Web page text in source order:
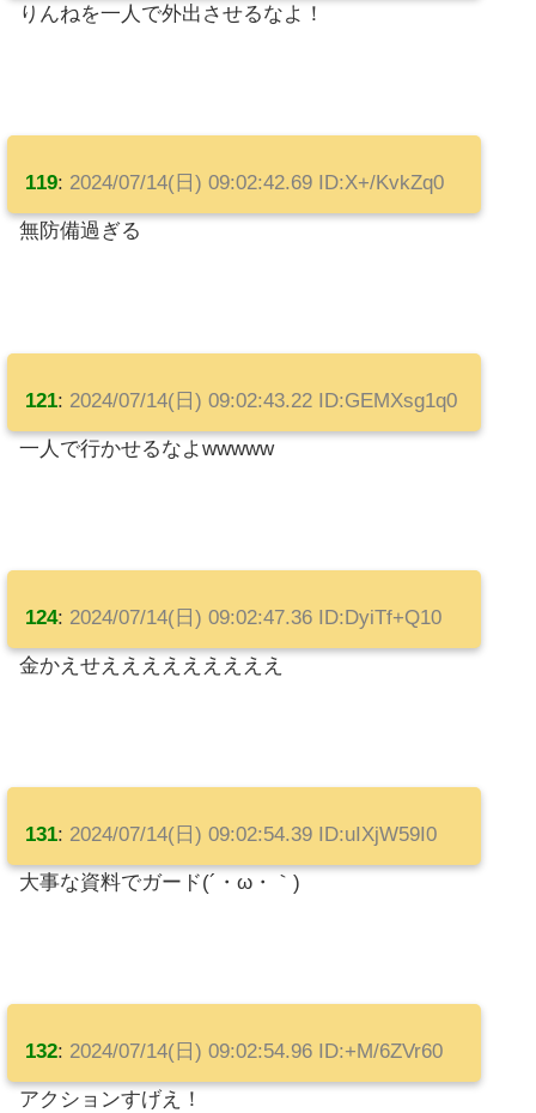
りんねを一人で外出させるなよ！
119: 2024/07/14(日) 09:02:42.69 ID:X+/KvkZq0
無防備過ぎる
121: 2024/07/14(日) 09:02:43.22 ID:GEMXsg1q0
一人で行かせるなよwwwww
124: 2024/07/14(日) 09:02:47.36 ID:DyiTf+Q10
金かえせえええええええええ
131: 2024/07/14(日) 09:02:54.39 ID:uIXjW59I0
大事な資料でガード(´・ω・｀)
132: 2024/07/14(日) 09:02:54.96 ID:+M/6ZVr60
アクションすげえ！